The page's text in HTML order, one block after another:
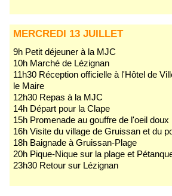
MERCREDI 13 JUILLET
9h Petit déjeuner à la MJC
10h Marché de Lézignan
11h30 Réception officielle à l'Hôtel de
le Maire
12h30 Repas à la MJC
14h Départ pour la Clape
15h Promenade au gouffre de l'oeil doux
16h Visite du village de Gruissan et du
18h Baignade à Gruissan-Plage
20h Pique-Nique sur la plage et
23h30 Retour sur Lézignan